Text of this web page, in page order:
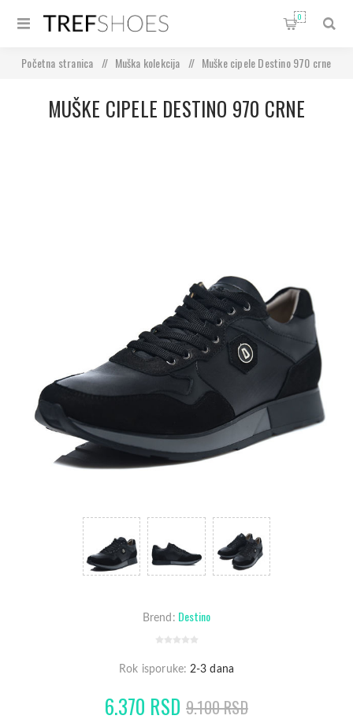
0
Početna stranica / Muška kolekcija / Muške cipele Destino 970 crne
MUŠKE CIPELE DESTINO 970 CRNE
Brend: Destino
Rok isporuke: 2-3 dana
6.370 RSD 9.100 RSD